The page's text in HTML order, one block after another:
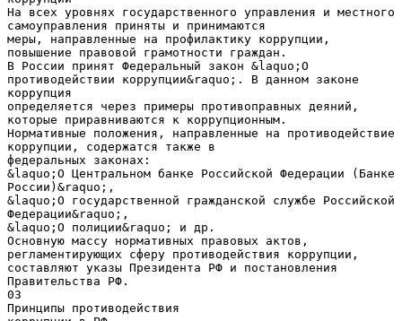
На всех уровнях государственного управления и местного
самоуправления приняты и принимаются
меры, направленные на профилактику коррупции,
повышение правовой грамотности граждан.
В России принят Федеральный закон &laquo;О
противодействии коррупции&raquo;. В данном законе
коррупция
определяется через примеры противоправных деяний,
которые приравниваются к коррупционным.
Нормативные положения, направленные на противодействие
коррупции, содержатся также в
федеральных законах:
&laquo;О Центральном банке Российской Федерации (Банке
России)&raquo;,
&laquo;О государственной гражданской службе Российской
Федерации&raquo;,
&laquo;О полиции&raquo; и др.
Основную массу нормативных правовых актов,
регламентирующих сферу противодействия коррупции,
составляют указы Президента РФ и постановления
Правительства РФ.
03
Принципы противодействия